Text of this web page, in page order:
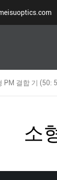
PM 결합 기 (50:
소